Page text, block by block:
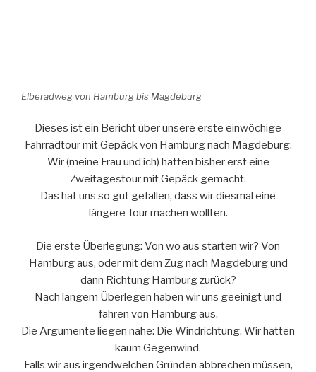
Elberadweg von Hamburg bis Magdeburg
Dieses ist ein Bericht über unsere erste einwöchige
Fahrradtour mit Gepäck von Hamburg nach Magdeburg.
Wir (meine Frau und ich) hatten bisher erst eine
Zweitagestour mit Gepäck gemacht.
Das hat uns so gut gefallen, dass wir diesmal eine
längere Tour machen wollten.
Die erste Überlegung: Von wo aus starten wir? Von
Hamburg aus, oder mit dem Zug nach Magdeburg und
dann Richtung Hamburg zurück?
Nach langem Überlegen haben wir uns geeinigt und
fahren von Hamburg aus.
Die Argumente liegen nahe: Die Windrichtung. Wir hatten
kaum Gegenwind.
Falls wir aus irgendwelchen Gründen abbrechen müssen,